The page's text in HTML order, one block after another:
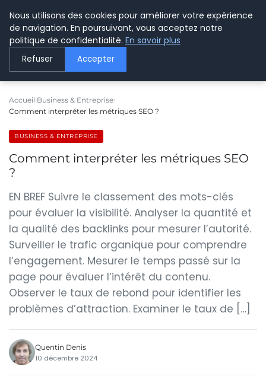
LE WEBMARKETING
Accueil Business & Entreprise
Comment interpréter les métriques SEO ?
BUSINESS & ENTREPRISE
Comment interpréter les métriques SEO
?
EN BREF Suivre le classement des mots-clés
pour évaluer la visibilité. Analyser la quantité et
la qualité des backlinks pour mesurer l’autorité.
Surveiller le trafic organique pour comprendre
l’engagement. Mesurer le temps passé sur la
page pour évaluer l’intérêt du contenu.
Observer le taux de rebond pour identifier les
problèmes d’attraction. Examiner le taux de […]
Quentin Denis
10 décembre 2024
Nous utilisons des cookies pour améliorer votre expérience
de navigation. En poursuivant, vous acceptez notre
politique de confidentialité. En savoir plus
Refuser Accepter